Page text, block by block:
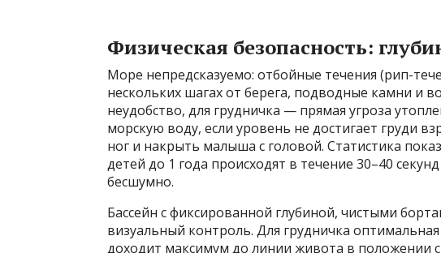
Физическая безопасность:
Море непредсказуемо: отбойные течения (рип-
нескольких шагах от берега, подводные камни и
неудобство, для грудничка — прямая угроза
морскую воду, если уровень не достигает груди
ног и накрыть малыша с головой. Статистика
детей до 1 года происходят в течение 30–40
бесшумно.
Бассейн с фиксированной глубиной, чистыми
визуальный контроль. Для грудничка
доходит максимум до линии живота в положении